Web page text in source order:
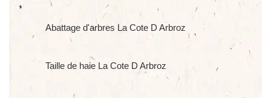
Abattage d'arbres La Cote D Arbroz
Taille de haie La Cote D Arbroz